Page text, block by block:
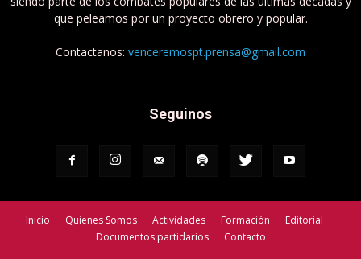
que peleamos por un proyecto obrero y popular.
Contactanos: venceremospt.prensa@gmail.com
Seguinos
Inicio Quienes Somos Actividades Formación
Editorial
Documentos partidarios
Contacto